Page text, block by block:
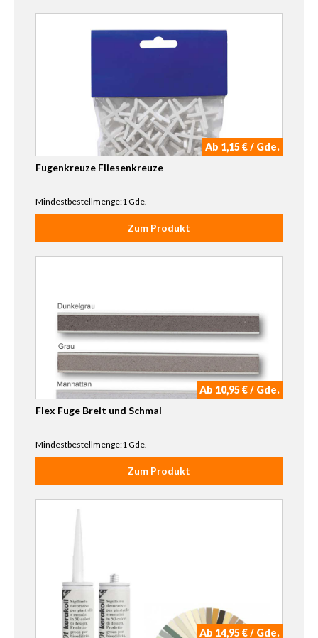
Ab 1,15 € / Gde.
Fugenkreuze Fliesenkreuze
Mindestbestellmenge:1 Gde.
Zum Produkt
Ab 10,95 € / Gde.
Flex Fuge Breit und Schmal
Mindestbestellmenge:1 Gde.
Zum Produkt
Ab 14,95 € / Gde.